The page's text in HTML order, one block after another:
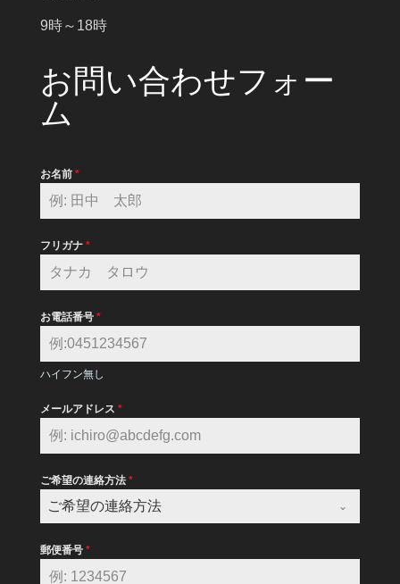
9時～18時
お問い合わせフォー
ム
お名前 *
フリガナ *
お電話番号 *
ハイフン無し
メールアドレス *
ご希望の連絡方法 *
ご希望の連絡方法
郵便番号 *